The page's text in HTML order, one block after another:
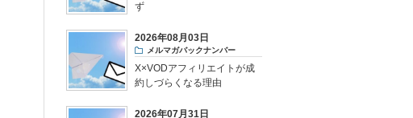
ず
2026年08月03日
メルマガバックナンバー
X×VODアフィリエイトが成
約しづらくなる理由
2026年07月31日